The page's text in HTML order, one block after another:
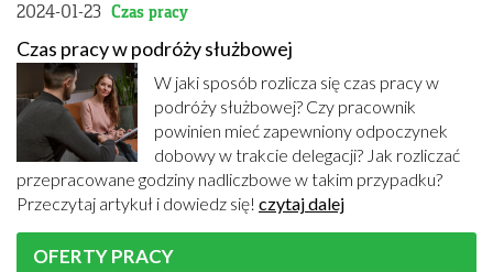
2024-01-23 Czas pracy
Czas pracy w podróży służbowej
W jaki sposób rozlicza się czas pracy w
podróży służbowej? Czy pracownik
powinien mieć zapewniony odpoczynek
dobowy w trakcie delegacji? Jak rozliczać
przepracowane godziny nadliczbowe w takim przypadku?
Przeczytaj artykuł i dowiedz się! czytaj dalej
OFERTY PRACY